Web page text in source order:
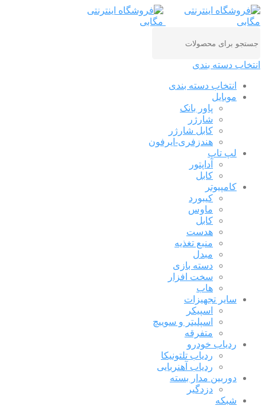
انتخاب دسته بندی
انتخاب دسته بندی
موبایل
پاور بانک
شارژر
کابل شارژر
هندزفری-ایرفون
لپ تاپ
آداپتور
کابل
کامپیوتر
کیبورد
ماوس
کابل
هدست
منبع تغذیه
مبدل
دسته بازی
سخت افزار
هاب
سایر تجهیزات
اسپیکر
اسپلیتر و سوییچ
متفرقه
ردیاب خودرو
ردیاب تلتونیکا
ردیاب آهنربایی
دوربین مدار بسته
دزدگیر
شبکه